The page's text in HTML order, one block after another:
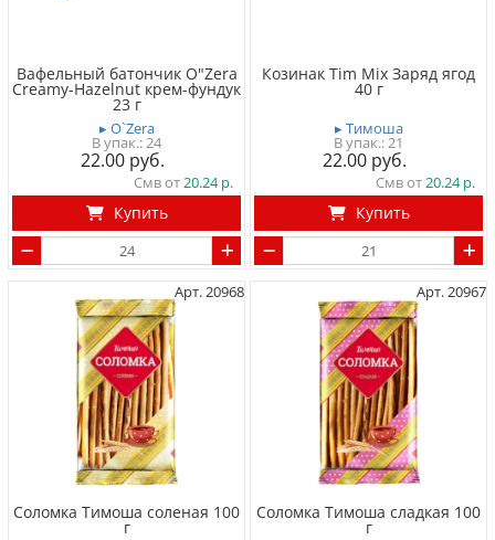
Вафельный батончик O"Zera
Creamy-Hazelnut крем-фундук
23 г
▸ O`Zera
24
22.00
Смв от20.24
Купить
Козинак Tim Mix Заряд ягод
40 г
▸ Тимоша
21
22.00
Смв от20.24
Купить
Арт. 20968
Соломка Тимоша соленая 100
г
Арт. 20967
Соломка Тимоша сладкая 100
г